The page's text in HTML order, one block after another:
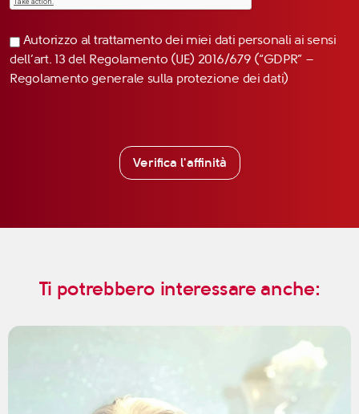
Autorizzo al trattamento dei miei dati personali ai sensi
dell’art. 13 del Regolamento (UE) 2016/679 (“GDPR” –
Regolamento generale sulla protezione dei dati)
Verifica l'affinità
Ti potrebbero interessare anche: